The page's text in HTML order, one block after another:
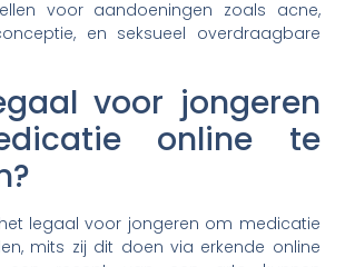
voor aandoeningen zoals acne,
en seksueel overdraagbare
voor jongeren
online te
legaal voor jongeren om medicatie
mits zij dit doen via erkende online